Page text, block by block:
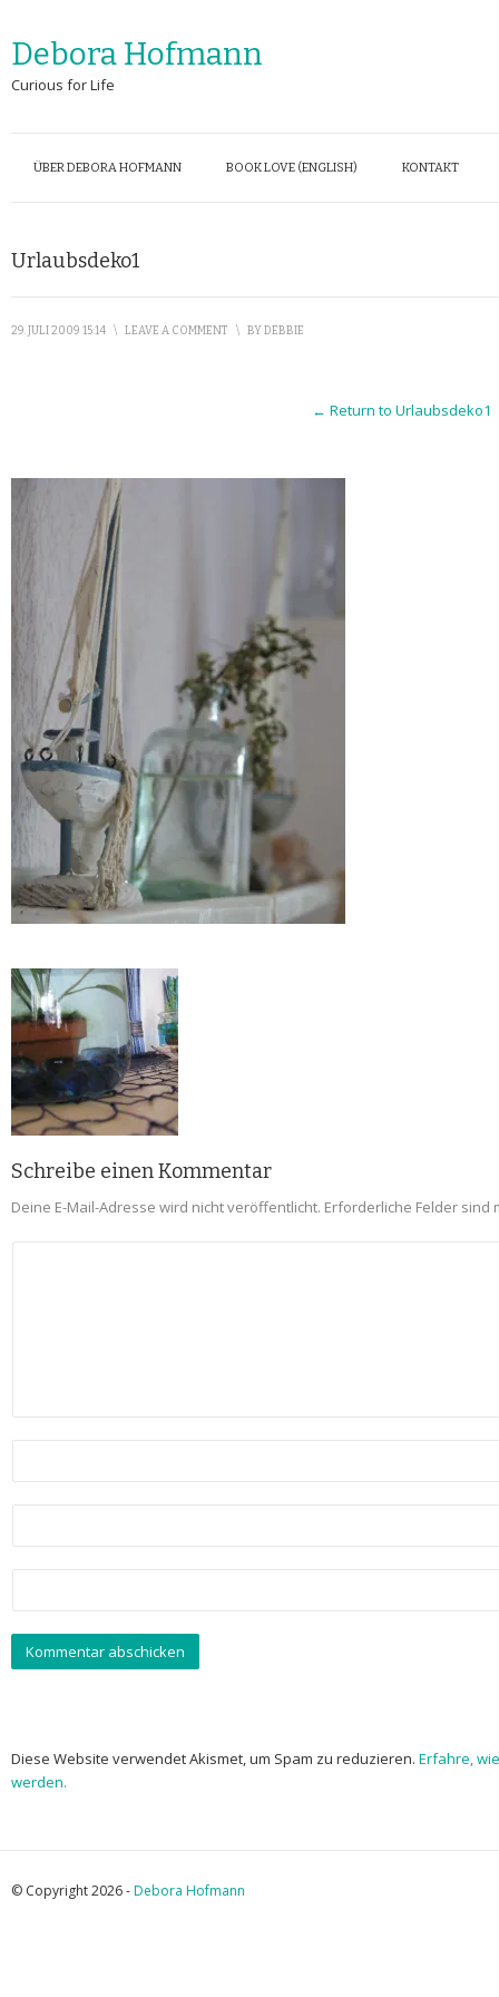
Debora Hofmann
Curious for Life
ÜBER DEBORA HOFMANN BOOK LOVE (ENGLISH) KONTAKT
Urlaubsdeko1
29. JULI 2009 15:14 \ LEAVE A COMMENT \ BYDEBBIE
← Return to Urlaubsdeko1
Schreibe einen Kommentar
Deine E-Mail-Adresse wird nicht veröffentlicht. Erforderliche Felder sind
Diese Website verwendet Akismet, um Spam zu reduzieren. Erfahre,
werden.
© Copyright 2026 -Debora Hofmann